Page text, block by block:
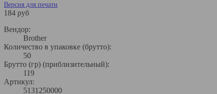
Версия для печати
184 руб
Вендор:
Brother
Количество в упаковке (брутто):
50
Брутто (гр) (приблизительный):
119
Артикул:
5131250000